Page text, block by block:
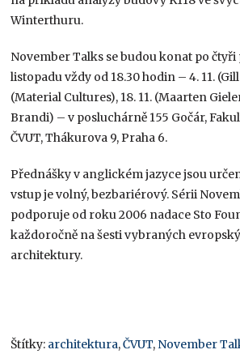
Winterthuru.
November Talks se budou konat po čtyři
listopadu vždy od 18.30 hodin – 4. 11.
(Material Cultures), 18. 11. (Maarten
Brandi) – v posluchárně 155 Gočár,
ČVUT, Thákurova 9, Praha 6.
Přednášky v anglickém jazyce jsou
vstup je volný, bezbariérový. Sérii
podporuje od roku 2006 nadace Sto
každoročně na šesti vybraných
architektury.
Štítky: architektura,ČVUT, November